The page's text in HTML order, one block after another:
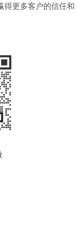
得更多客户的信任和